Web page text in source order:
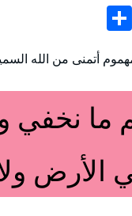
LinkedIn
أتمنى من الله
ما